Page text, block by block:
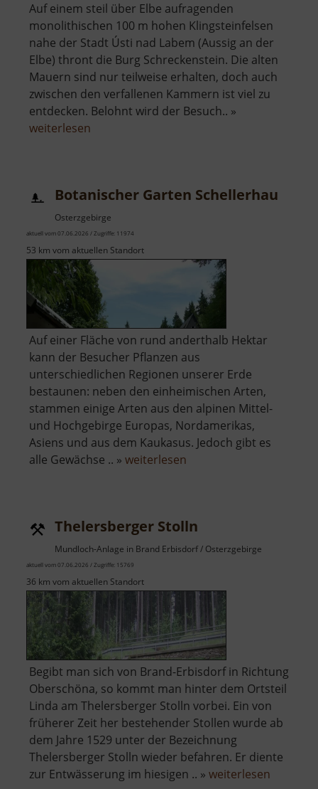
Auf einem steil über Elbe aufragenden
monolithischen 100 m hohen Klingsteinfelsen
nahe der Stadt Ústi nad Labem (Aussig an der
Elbe) thront die Burg Schreckenstein. Die alten
Mauern sind nur teilweise erhalten, doch auch
zwischen den verfallenen Kammern ist viel zu
entdecken. Belohnt wird der Besuch.. »
weiterlesen
Botanischer Garten Schellerhau
Osterzgebirge
aktuell vom 07.06.2026 / Zugriffe: 11974
53 km vom aktuellen Standort
Auf einer Fläche von rund anderthalb Hektar
kann der Besucher Pflanzen aus
unterschiedlichen Regionen unserer Erde
bestaunen: neben den einheimischen Arten,
stammen einige Arten aus den alpinen Mittel-
und Hochgebirge Europas, Nordamerikas,
Asiens und aus dem Kaukasus. Jedoch gibt es
alle Gewächse .. » weiterlesen
Thelersberger Stolln
Mundloch-Anlage in Brand Erbisdorf / Osterzgebirge
aktuell vom 07.06.2026 / Zugriffe: 15769
36 km vom aktuellen Standort
Begibt man sich von Brand-Erbisdorf in Richtung
Oberschöna, so kommt man hinter dem Ortsteil
Linda am Thelersberger Stolln vorbei. Ein von
früherer Zeit her bestehender Stollen wurde ab
dem Jahre 1529 unter der Bezeichnung
Thelersberger Stolln wieder befahren. Er diente
zur Entwässerung im hiesigen .. » weiterlesen